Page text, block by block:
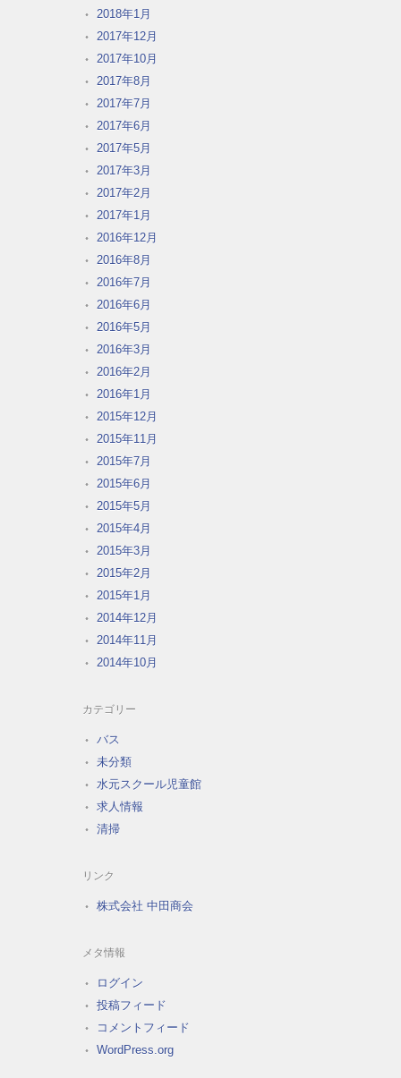
2018年1月
2017年12月
2017年10月
2017年8月
2017年7月
2017年6月
2017年5月
2017年3月
2017年2月
2017年1月
2016年12月
2016年8月
2016年7月
2016年6月
2016年5月
2016年3月
2016年2月
2016年1月
2015年12月
2015年11月
2015年7月
2015年6月
2015年5月
2015年4月
2015年3月
2015年2月
2015年1月
2014年12月
2014年11月
2014年10月
カテゴリー
バス
未分類
水元スクール児童館
求人情報
清掃
リンク
株式会社 中田商会
メタ情報
ログイン
投稿フィード
コメントフィード
WordPress.org